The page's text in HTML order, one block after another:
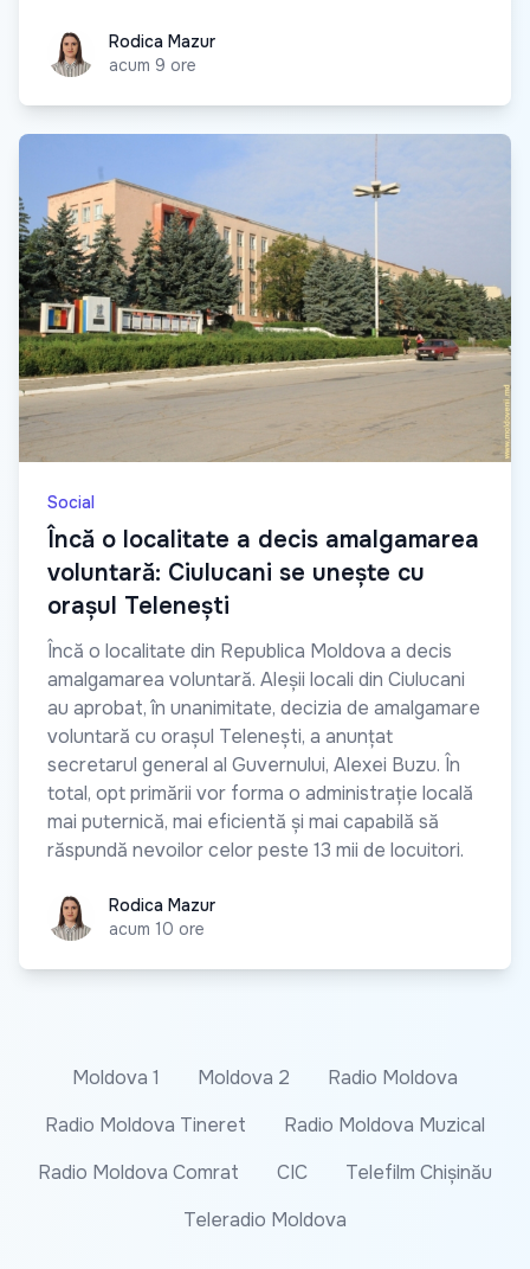
Rodica MazurRodica Mazur
acum 9 ore
Social
Încă o localitate a decis amalgamarea
voluntară: Ciulucani se unește cu
orașul Telenești
Încă o localitate din Republica Moldova a decis
amalgamarea voluntară. Aleșii locali din Ciulucani
au aprobat, în unanimitate, decizia de amalgamare
voluntară cu orașul Telenești, a anunțat
secretarul general al Guvernului, Alexei Buzu. În
total, opt primării vor forma o administrație locală
mai puternică, mai eficientă și mai capabilă să
răspundă nevoilor celor peste 13 mii de locuitori.
Rodica MazurRodica Mazur
acum 10 ore
Moldova 1 Moldova 2
Radio Moldova
Radio Moldova Tineret
Radio Moldova Muzical
Radio Moldova Comrat
CIC
Telefilm Chișinău
Teleradio Moldova